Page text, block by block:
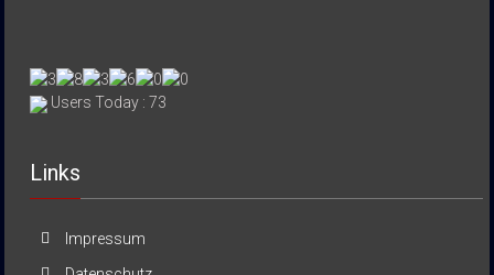
Users Today : 73
Links
Impressum